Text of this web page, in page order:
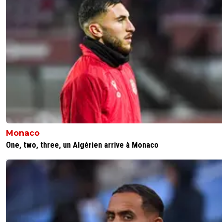
gens de gauche
Répondre
hardstylerz 04 juin 2025 à 16:08 +0
😂j'adore !
Répondre
fissa 04 juin 2025 à 15:36 +2
0 + Répondre
https://x.com/footmercato/status/
suppose que ça ne te dérange plus à présent non ?
0+
Monaco
One, two, three, un Algérien arrive à Monaco